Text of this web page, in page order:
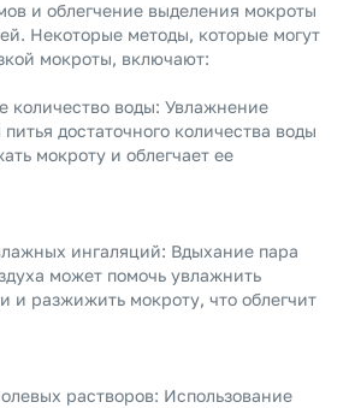
и облегчение выделения мокроты
Некоторые методы, которые могут
мокроты, включают:
количество воды: Увлажнение
достаточного количества воды
мокроту и облегчает ее
ингаляций: Вдыхание пара
может помочь увлажнить
и разжижить мокроту, что облегчит
растворов: Использование